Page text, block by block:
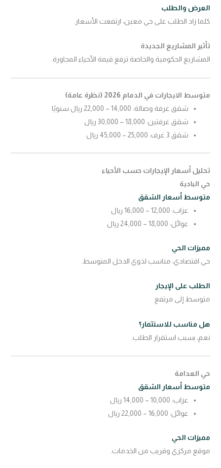
العرض والطلب
كلما زاد الطلب على حي معين، ارتفعت الأسعار.
تأثير المشاريع الجديدة
المشاريع الحكومية والخاصة ترفع قيمة الأحياء المجاورة.
متوسط الايجارات في الدمام 2026 (نظرة عامة)
شقق غرفة وصالة: 14,000 – 22,000 ريال سنويًا
شقق غرفتين: 18,000 – 30,000 ريال
شقق 3 غرف: 25,000 – 45,000 ريال
تحليل أسعار الإيجارات حسب الأحياء
حي البادية
متوسط أسعار الشقق
عزاب: 12,000 – 16,000 ريال
عوائل: 18,000 – 24,000 ريال
مميزات الحي
حي اقتصادي، مناسب لذوي الدخل المتوسط.
الطلب على الإيجار
متوسط إلى مرتفع
هل مناسب للاستثمار؟
نعم، بسبب استقرار الطلب.
حي العدامة
متوسط أسعار الشقق
عزاب: 10,000 – 14,000 ريال
عوائل: 16,000 – 22,000 ريال
مميزات الحي
موقع مركزي وقريب من الخدمات.